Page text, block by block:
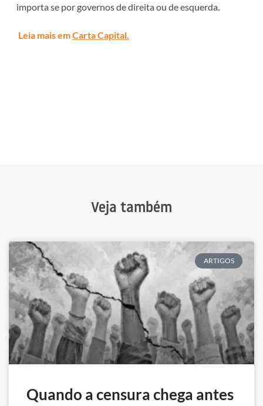
importa se por governos de direita ou de esquerda.
Leia mais emCartaCapital.
Veja também
ARTIGOS
Quando a censura chega antes